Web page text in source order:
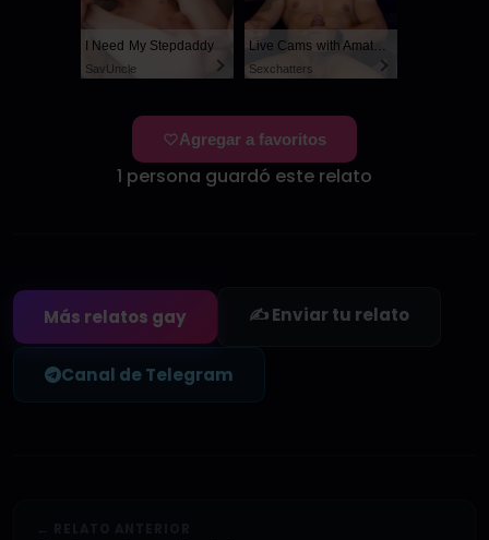
I Need My Stepdaddy
SayUncle
Live Cams with Amateur Men
Sexchatters
Agregar a favoritos
1 persona guardó este relato
Más relatos gay ✍️ Enviar tu relato
Canal de Telegram